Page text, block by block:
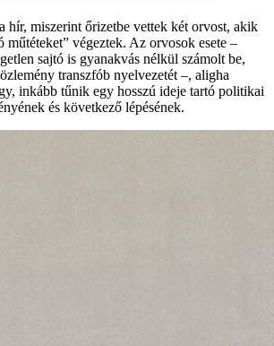
hír, miszerint őrizetbe vettek két orvost, akik
műtéteket” végeztek. Az orvosok esete –
sajtó is gyanakvás nélkül számolt be,
transzfób nyelvezetét –, aligha
inkább tűnik egy hosszú ideje tartó politikai
és következő lépésének.